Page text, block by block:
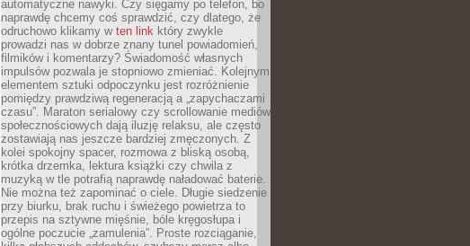
automatyczne nawyki. Czy sięgamy po telefon, bo
naprawdę chcemy coś sprawdzić, czy dlatego, że
odruchowo klikamy w ten link który zwykle
prowadzi nas w dobrze znany tunel powiadomień,
filmików i komentarzy? Świadomość własnych
impulsów pozwala je stopniowo zmieniać. Kolejnym
elementem sztuki odpoczynku jest rozróżnienie
pomiędzy prawdziwą regeneracją a „zapychaczami
czasu”. Maraton serialowy czy scrollowanie mediów
społecznościowych dają iluzję relaksu, ale często
zostawiają nas jeszcze bardziej zmęczonych. Z
kolei spokojny spacer, rozmowa z bliską osobą,
krótka drzemka, lektura książki czy chwila z
muzyką w tle potrafią naprawdę naładować baterie.
Nie można też zapominać o ciele. Długie siedzenie
przy biurku, brak ruchu i świeżego powietrza to
przepis na sztywne mięśnie, bóle kręgosłupa i
ogólne poczucie „zamulenia”. Proste rozciąganie,